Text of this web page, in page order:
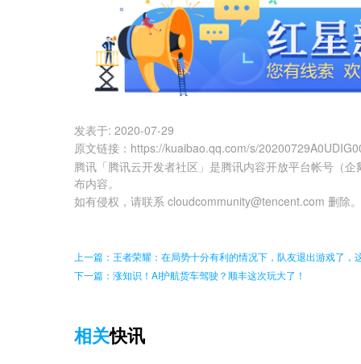
发表于: 2020-07-29
原文链接 ： https://kuaibao.qq.com/s/
腾讯「腾讯云开发者社区」是腾讯内容开放平台帐号（
布内容。
如有侵权，请联系 cloudcommunity@tencent.com 删除。
上一篇：王者荣耀：在局势十分有利的情况下，队友退出游戏了，
下一篇：涨知识！AI护航货车驾驶？顺丰这次玩大了！
相关快讯